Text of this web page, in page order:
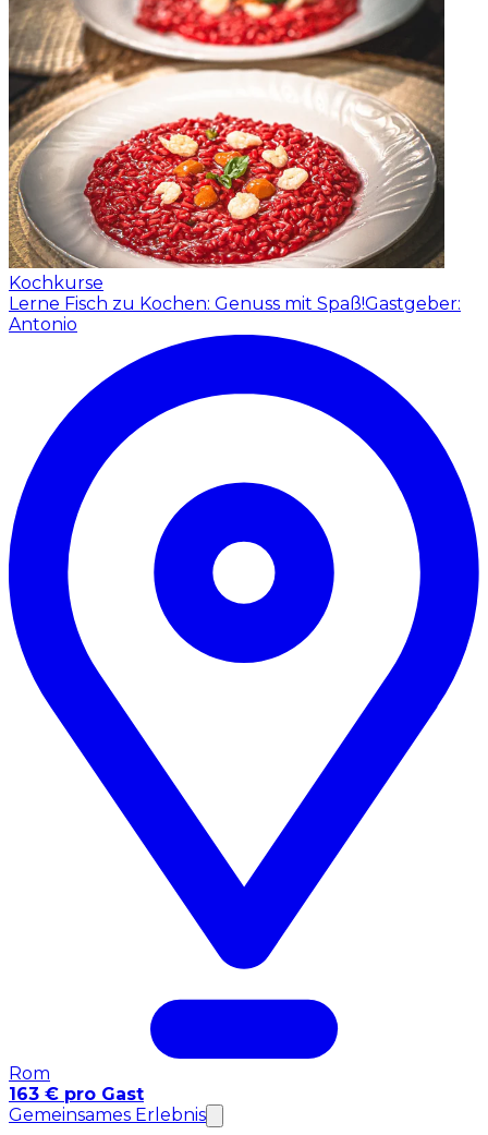
Kochkurse
Lerne Fisch zu Kochen: Genuss mit Spaß!Gastgeber:
Antonio
Rom
163 € pro Gast
Gemeinsames Erlebnis